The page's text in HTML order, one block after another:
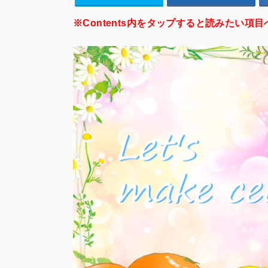
※Contents内をタップすると読みたい項目